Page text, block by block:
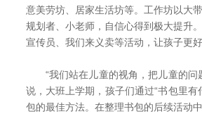
意美劳坊、居家生活坊等。工作坊以大
规划者、小老师，自信心得到极大提升
宣传员、我们来义卖等活动，让孩子更好
“我们站在儿童的视角，把儿童的问
说，大班上学期，孩子们通过“书包里
包的最佳方法。在整理书包的后续活动